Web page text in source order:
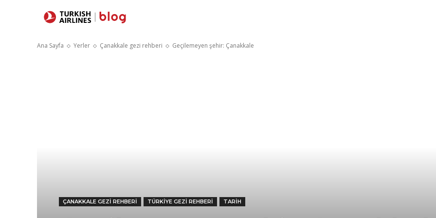
Ana Sayfa Yerler Çanakkale gezi rehberi Geçilemeyen şehir: Çanakkale
ÇANAKKALE GEZI REHBERI TÜRKIYE GEZI REHBERI TARIH